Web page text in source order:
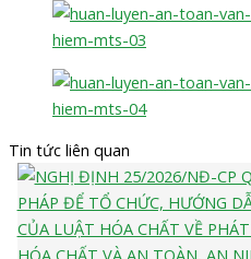
Tin tức liên quan